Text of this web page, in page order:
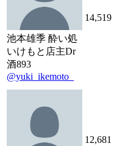
池本雄季 酔い処
いけもと店主Dr
酒893
@yuki_ikemoto_
14,519
12,681